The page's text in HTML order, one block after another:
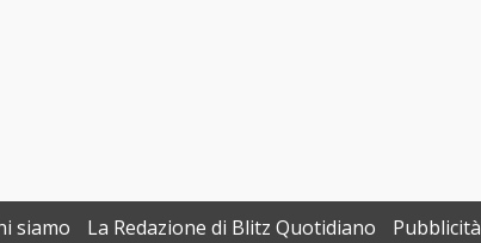
siamo La Redazione di Blitz Quotidiano Pubblicità